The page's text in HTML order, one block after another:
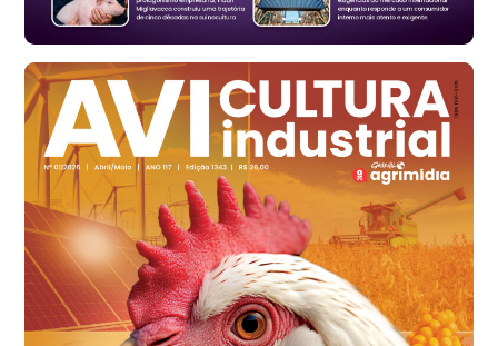
Ovo Branco - Regional
Santa Maria do Jetibá (ES)
R$ 139,62
cx
Ovo Branco - Regional
Recife (PE)
R$ 144,92
cx
Ovo Vermelho - Regional
Recife (PE)
R$ 154,89
cx